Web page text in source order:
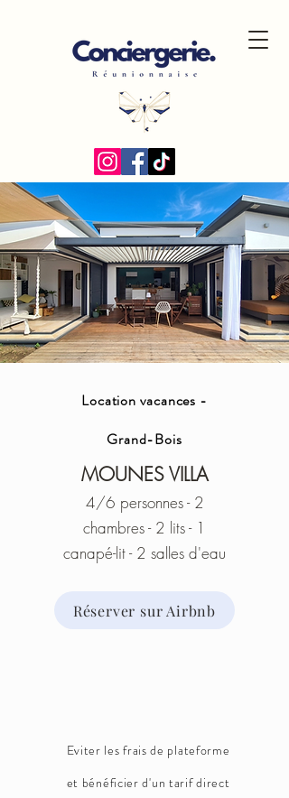
Location vacances -
Grand-Bois
MOUNES VILLA
4/6 personnes - 2
chambres - 2 lits - 1
canapé-lit - 2 salles d'eau
Réserver sur Airbnb
Eviter les frais de plateforme
et bénéficier d'un tarif direct